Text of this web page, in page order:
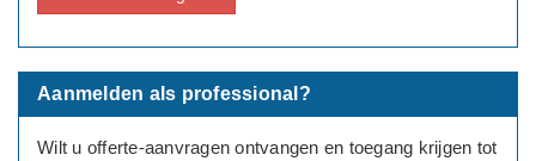
Aanmelden als professional?
Wilt u offerte-aanvragen ontvangen en toegang krijgen tot